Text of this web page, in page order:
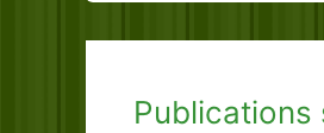
Publications